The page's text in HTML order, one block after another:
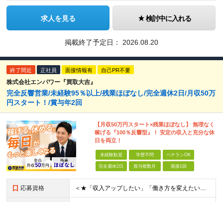
求人を見る 検討中に入れる
掲載終了予定日： 2026.08.20
終了間近 正社員 面接情報有 自己PR不要
株式会社エンパワー『買取大吉』
完全反響営業/未経験95％以上/残業ほぼなし/完全週休2日/月収50万
円スタート！/賞与年2回
【月収50万円スタート×残業ほぼなし】 無理なく
稼げる『100％反響型』！ 安定の収入と充分な休
日を両立！
未経験歓迎 学歴不問 ベテランOK
完全週休2日 賞与複数月 面接1回
応募資格 ＜★「収入アップしたい」「働き方を変えたい」「スキルを身につけたい」方、大歓迎！★＞ ◆未経験OK ◆学歴不問・第二新卒歓迎 ◆社会人経験1年以上 ★100％人柄、意欲重視の採用です 「新しい環境で